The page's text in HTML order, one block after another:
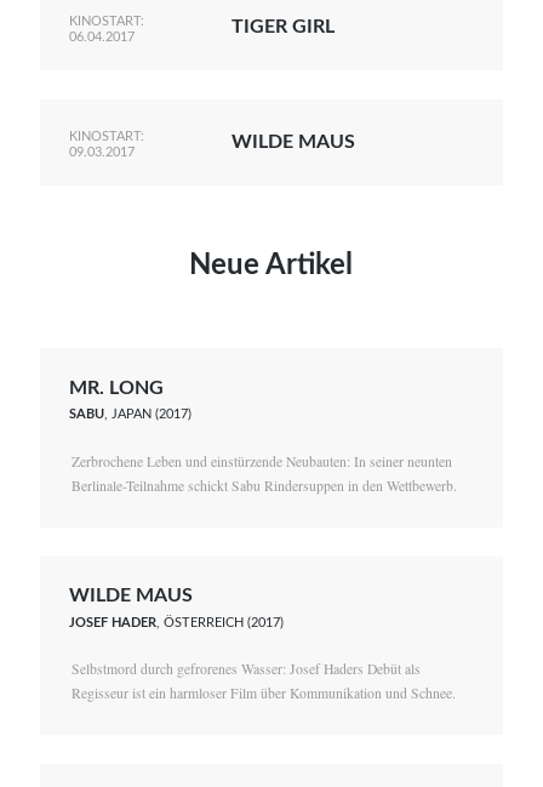
KINOSTART:
06.04.2017
TIGER GIRL
KINOSTART:
09.03.2017
WILDE MAUS
Neue Artikel
MR. LONG
SABU, JAPAN (2017)
Zerbrochene Leben und einstürzende Neubauten: In seiner neunten
Berlinale-Teilnahme schickt Sabu Rindersuppen in den Wettbewerb.
WILDE MAUS
JOSEF HADER , ÖSTERREICH (2017)
Selbstmord durch gefrorenes Wasser: Josef Haders Debüt als
Regisseur ist ein harmloser Film über Kommunikation und Schnee.